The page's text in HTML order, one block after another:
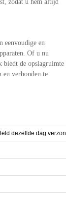
zodat u hem altijd
eenvoudige en
Of u nu
biedt de opslagruimte
verbonden te
dezelfde dag